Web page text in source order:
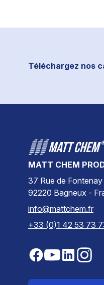
Téléchargez nos
MATT CHEM
37 Rue de Fontenay
92220 Bagneux -
info@mattchem.fr
+33 (0)1 42 53 73